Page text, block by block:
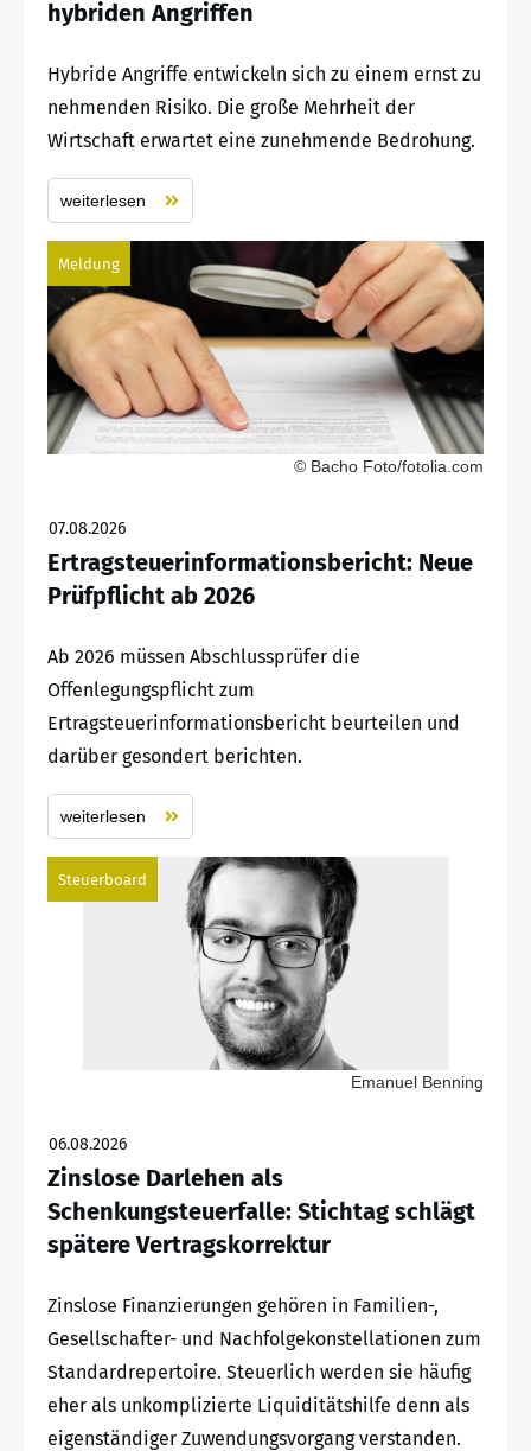
hybriden Angriffen
Hybride Angriffe entwickeln sich zu einem ernst zu
nehmenden Risiko. Die große Mehrheit der
Wirtschaft erwartet eine zunehmende Bedrohung.
weiterlesen
Meldung
© Bacho Foto/fotolia.com
07.08.2026
Ertragsteuerinformationsbericht: Neue
Prüfpflicht ab 2026
Ab 2026 müssen Abschlussprüfer die
Offenlegungspflicht zum
Ertragsteuerinformationsbericht beurteilen und
darüber gesondert berichten.
weiterlesen
Steuerboard
Emanuel Benning
06.08.2026
Zinslose Darlehen als
Schenkungsteuerfalle: Stichtag schlägt
spätere Vertragskorrektur
Zinslose Finanzierungen gehören in Familien-,
Gesellschafter- und Nachfolgekonstellationen zum
Standardrepertoire. Steuerlich werden sie häufig
eher als unkomplizierte Liquiditätshilfe denn als
eigenständiger Zuwendungsvorgang verstanden.